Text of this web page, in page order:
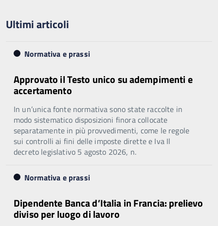
Ultimi articoli
Normativa e prassi
Approvato il Testo unico su adempimenti e
accertamento
In un’unica fonte normativa sono state raccolte in
modo sistematico disposizioni finora collocate
separatamente in più provvedimenti, come le regole
sui controlli ai fini delle imposte dirette e Iva Il
decreto legislativo 5 agosto 2026, n.
Normativa e prassi
Dipendente Banca d’Italia in Francia: prelievo
diviso per luogo di lavoro